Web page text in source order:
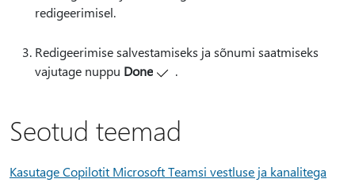
redigeerimisel.
Redigeerimise salvestamiseks ja sõnumi saatmiseks
vajutage nuppu Done .
Seotud teemad
Kasutage Copilotit Microsoft Teamsi vestluse ja kanalitega